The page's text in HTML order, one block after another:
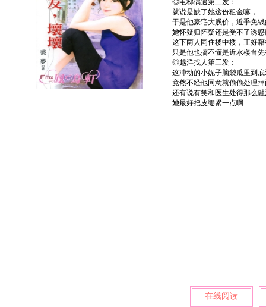
◎电梯偶遇第二发：
就说是缺了她这份租金嘛，
于是他豪宅大贱价，近乎免
她怀疑归怀疑还是受不了诱
这下两人同住楼中楼，正好
只是他也搞不懂是近水楼台
◎越洋找人第三发：
这冲动的小妮子脑袋瓜里到
竟然不经他同意就偷偷处理
还有说有笑和医生处得那么
她最好把皮绷紧一点啊……
在线阅读